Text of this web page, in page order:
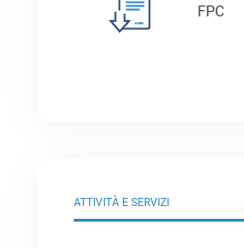
FPC
ATTIVITÀ E SERVIZI